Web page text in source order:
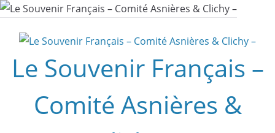
Passer
contenu
Le Souvenir Français –
Comité Asnières &